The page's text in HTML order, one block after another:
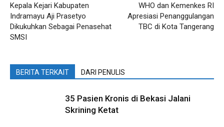
Kepala Kejari Kabupaten
Indramayu Aji Prasetyo
Dikukuhkan Sebagai Penasehat
SMSI
WHO dan Kemenkes RI
Apresiasi Penanggulangan
TBC di Kota Tangerang
BERITA TERKAIT DARI PENULIS
35 Pasien Kronis di Bekasi Jalani
Skrining Ketat